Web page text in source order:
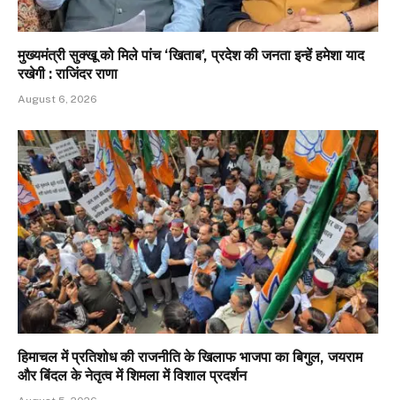
मुख्यमंत्री सुक्खू को मिले पांच ‘खिताब’, प्रदेश की जनता इन्हें हमेशा याद
रखेगी : राजिंदर राणा
August 6, 2026
हिमाचल में प्रतिशोध की राजनीति के खिलाफ भाजपा का बिगुल, जयराम
और बिंदल के नेतृत्व में शिमला में विशाल प्रदर्शन